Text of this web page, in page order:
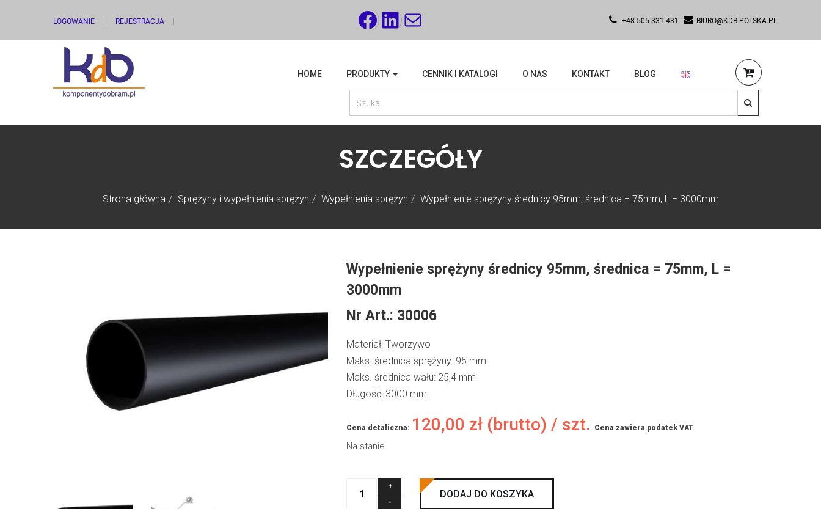
LOGOWANIE REJESTRACJA FACEBOOK
LINKEDIN
MAIL +48 505 331 431 BIURO@KDB-POLSKA.PL
HOME PRODUKTY CENNIK I KATALOGI O NAS KONTAKT BLOG
Strona główna Sprężyny i wypełnienia sprężyn Wypełnienia sprężyn Wypełnienie sprężyny średnicy 95mm, średnica = 75mm, L = 3000mm
SZCZEGÓŁY
Wypełnienie sprężyny średnicy 95mm, średnica = 75mm, L =
3000mm
Nr Art.: 30006
Materiał: Tworzywo
Maks. średnica sprężyny: 95 mm
Maks. średnica wału: 25,4 mm
Długość: 3000 mm
Cena detaliczna: 120,00 zł (brutto) / szt. Cena zawiera podatek VAT
Na stanie
Wypełnienie
DODAJ DO KOSZYKA